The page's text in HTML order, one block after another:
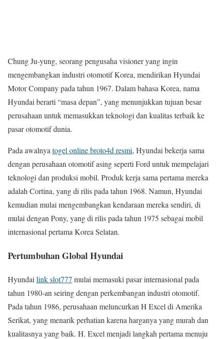
Chung Ju-yung, seorang pengusaha visioner yang ingin
mengembangkan industri otomotif Korea, mendirikan Hyundai
Motor Company pada tahun 1967. Dalam bahasa Korea, nama
Hyundai berarti “masa depan”, yang menunjukkan tujuan besar
perusahaan untuk memasukkan teknologi dan kualitas terbaik ke
pasar otomotif dunia.
Pada awalnyatogel online broto4d resmi, Hyundai bekerja sama
dengan perusahaan otomotif asing seperti Ford untuk mempelajari
teknologi dan produksi mobil. Produk kerja sama pertama mereka
adalah Cortina, yang di rilis pada tahun 1968. Namun, Hyundai
kemudian mulai mengembangkan kendaraan mereka sendiri, di
mulai dengan Pony, yang di rilis pada tahun 1975 sebagai mobil
internasional pertama Korea Selatan.
Pertumbuhan Global Hyundai
Hyundai link slot777 mulai memasuki pasar internasional pada
tahun 1980-an seiring dengan perkembangan industri otomotif.
Pada tahun 1986, perusahaan meluncurkan H Excel di Amerika
Serikat, yang menarik perhatian karena harganya yang murah dan
kualitasnya yang baik. H. Excel menjadi langkah pertama menuju